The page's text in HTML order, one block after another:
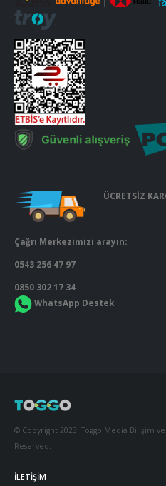
ÜCRETSİZ
Çağrı Merkezimizi arayın:
0543 256 47 97
0850 302 17 34
WhatsApp Destek
© Copyright 2023. Toggo Media Bilişim
Reserved.
İLETIŞIM